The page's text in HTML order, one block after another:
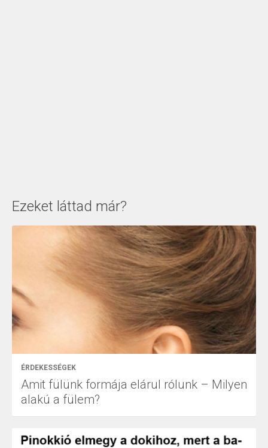
Ezeket láttad már?
ÉRDEKESSÉGEK
Amit fülünk formája elárul rólunk – Milyen
alakú a fülem?